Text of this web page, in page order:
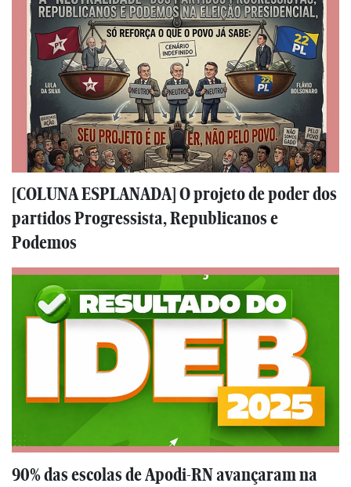
[COLUNA ESPLANADA] O projeto de poder dos
partidos Progressista, Republicanos e
Podemos
90% das escolas de Apodi-RN avançaram na